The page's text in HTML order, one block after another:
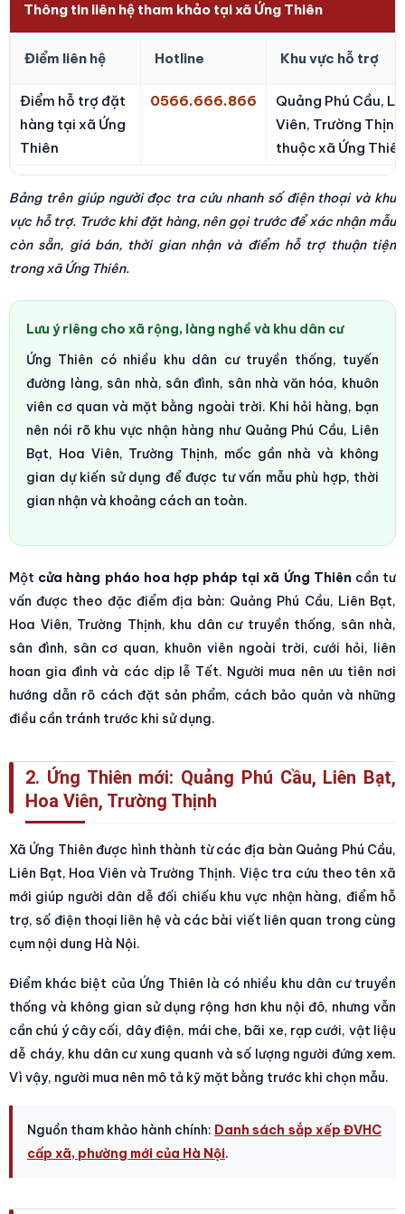
Thông tin liên hệ tham khảo tại xã Ứng Thiên
Điểm liên hệ Hotline Khu vực hỗ trợ
Điểm hỗ trợ đặt
hàng tại xã Ứng
Thiên
0566.666.866
Quảng Phú Cầu,
Viên, Trường
thuộc xã Ứng
Bảng trên giúp người đọc tra cứu nhanh số điện thoại và khu
vực hỗ trợ. Trước khi đặt hàng, nên gọi trước để xác nhận mẫu
còn sẵn, giá bán, thời gian nhận và điểm hỗ trợ thuận tiện
trong xã Ứng Thiên.
Lưu ý riêng cho xã rộng, làng nghề và khu dân cư
Ứng Thiên có nhiều khu dân cư truyền thống, tuyến
đường làng, sân nhà, sân đình, sân nhà văn hóa, khuôn
viên cơ quan và mặt bằng ngoài trời. Khi hỏi hàng, bạn
nên nói rõ khu vực nhận hàng như Quảng Phú Cầu, Liên
Bạt, Hoa Viên, Trường Thịnh, mốc gần nhà và không
gian dự kiến sử dụng để được tư vấn mẫu phù hợp, thời
gian nhận và khoảng cách an toàn.
Một cửa hàng pháo hoa hợp pháp tại xã Ứng Thiên cần tư
vấn được theo đặc điểm địa bàn: Quảng Phú Cầu, Liên Bạt,
Hoa Viên, Trường Thịnh, khu dân cư truyền thống, sân nhà,
sân đình, sân cơ quan, khuôn viên ngoài trời, cưới hỏi, liên
hoan gia đình và các dịp lễ Tết. Người mua nên ưu tiên nơi
hướng dẫn rõ cách đặt sản phẩm, cách bảo quản và những
điều cần tránh trước khi sử dụng.
2. Ứng Thiên mới: Quảng Phú Cầu, Liên Bạt,
Hoa Viên, Trường Thịnh
Xã Ứng Thiên được hình thành từ các địa bàn Quảng Phú Cầu,
Liên Bạt, Hoa Viên và Trường Thịnh. Việc tra cứu theo tên xã
mới giúp người dân dễ đối chiếu khu vực nhận hàng, điểm hỗ
trợ, số điện thoại liên hệ và các bài viết liên quan trong cùng
cụm nội dung Hà Nội.
Điểm khác biệt của Ứng Thiên là có nhiều khu dân cư truyền
thống và không gian sử dụng rộng hơn khu nội đô, nhưng vẫn
cần chú ý cây cối, dây điện, mái che, bãi xe, rạp cưới, vật liệu
dễ cháy, khu dân cư xung quanh và số lượng người đứng xem.
Vì vậy, người mua nên mô tả kỹ mặt bằng trước khi chọn mẫu.
Nguồn tham khảo hành chính: Danh sách sắp xếp ĐVHC
cấp xã, phường mới của Hà Nội.